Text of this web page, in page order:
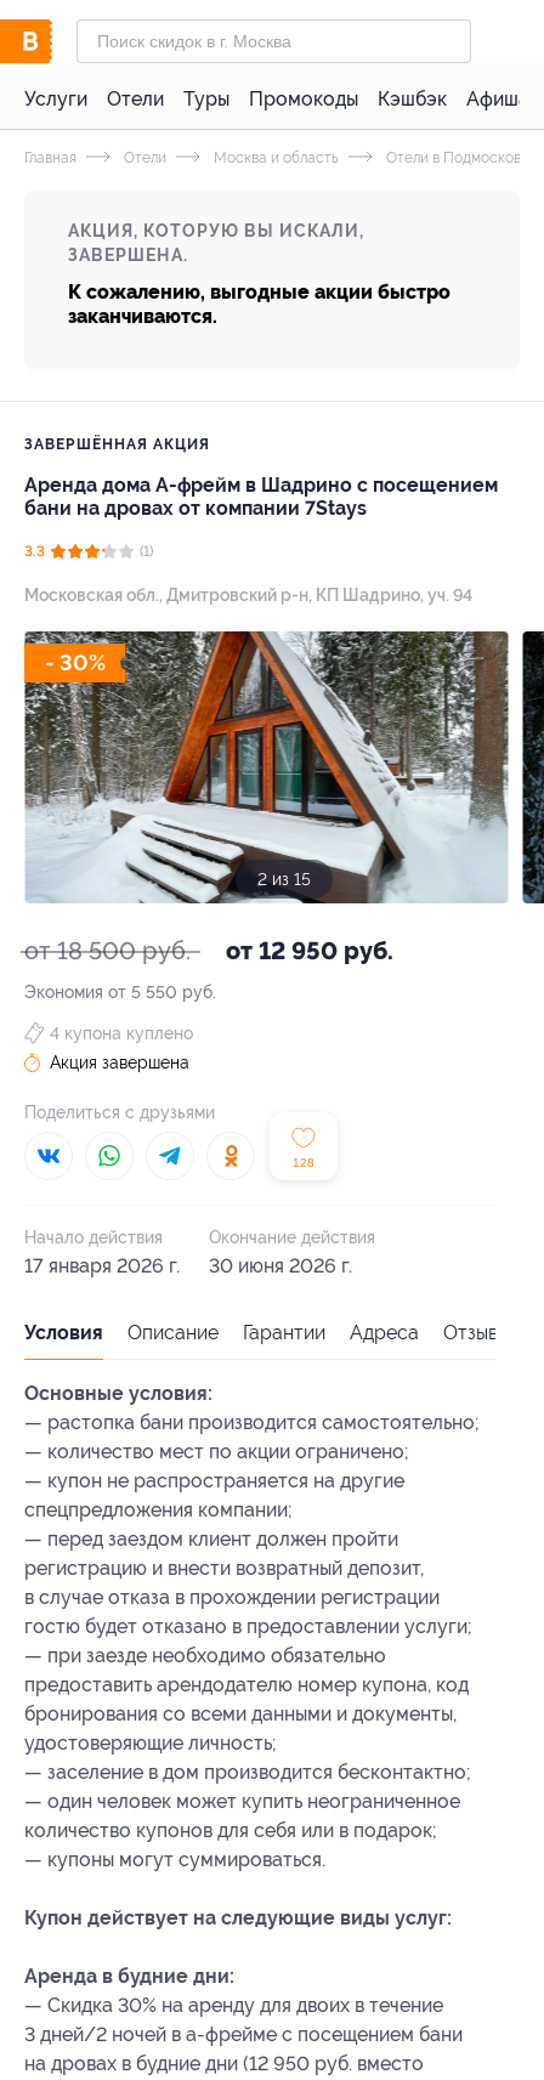
Услуги Отели Туры Промокоды Кэшбэк Афиша
Главная Отели Москва и область Отели в
АКЦИЯ, КОТОРУЮ ВЫ ИСКАЛИ,
ЗАВЕРШЕНА.
К сожалению, выгодные акции быстро
заканчиваются.
ЗАВЕРШЁННАЯ АКЦИЯ
Аренда дома А-фрейм в Шадрино с посещением
бани на дровах от компании 7Stays
3.3 (1)
Московская обл., Дмитровский р-н, КП Шадрино, уч. 94
- 30%
2 из 15
от 18 500 руб. от 12 950 руб.
Экономия от 5 550 руб.
128
4 купона куплено
Акция завершена
Поделиться с друзьями
Начало действия
17 января 2026 г.
Окончание действия
30 июня 2026 г.
Условия Описание Гарантии Адреса Отзывы
Основные условия:
— растопка бани производится самостоятельно;
— количество мест по акции ограничено;
— купон не распространяется на другие
спецпредложения компании;
— перед заездом клиент должен пройти
регистрацию и внести возвратный депозит,
в случае отказа в прохождении регистрации
гостю будет отказано в предоставлении услуги;
— при заезде необходимо обязательно
предоставить арендодателю номер купона, код
бронирования со всеми данными и документы,
удостоверяющие личность;
— заселение в дом производится бесконтактно;
— один человек может купить неограниченное
количество купонов для себя или в подарок;
— купоны могут суммироваться.
Купон действует на следующие виды услуг:
Аренда в будние дни:
— Скидка 30% на аренду для двоих в течение
3 дней/2 ночей в а-фрейме с посещением бани
на дровах в будние дни (12 950 руб. вместо